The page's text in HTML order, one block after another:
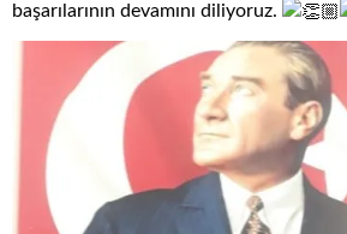
başarılarının devamını diliyoruz.